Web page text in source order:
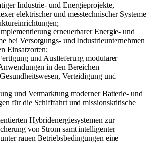
Industrie- und Energieprojekte,
elektrischer und messtechnischer Systeme
erneuerbarer Energie- und
bei Versorgungs- und Industrieunternehmen
Einsatzorten;
und Auslieferung modularer
in den Bereichen
Verteidigung und
und Vermarktung moderner Batterie- und
für die Schifffahrt und missionskritische
Hybridenergiesystemen zur
von Strom samt intelligenter
rauen Betriebsbedingungen eine